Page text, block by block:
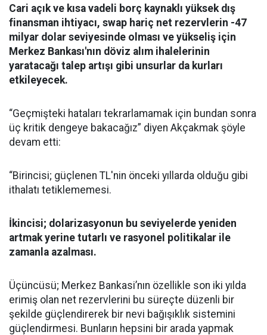
Cari açık ve kısa vadeli borç kaynaklı yüksek dış
finansman ihtiyacı, swap hariç net rezervlerin -47
milyar dolar seviyesinde olması ve yükseliş için
Merkez Bankası'nın döviz alım ihalelerinin
yaratacağı talep artışı gibi unsurlar da kurları
etkileyecek.
“Geçmişteki hataları tekrarlamamak için bundan sonra
üç kritik dengeye bakacağız” diyen Akçakmak şöyle
devam etti:
“Birincisi; güçlenen TL'nin önceki yıllarda olduğu gibi
ithalatı tetiklememesi.
İkincisi; dolarizasyonun bu seviyelerde yeniden
artmak yerine tutarlı ve rasyonel politikalar ile
zamanla azalması.
Üçüncüsü; Merkez Bankasi’nın özellikle son iki yılda
erimiş olan net rezervlerini bu süreçte düzenli bir
şekilde güçlendirerek bir nevi bağışıklık sistemini
güçlendirmesi. Bunların hepsini bir arada yapmak